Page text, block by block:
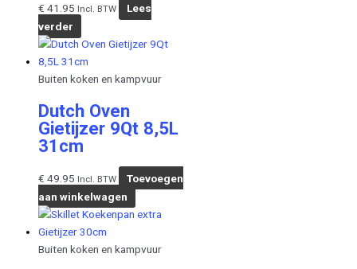
€ 41.95 Incl. BTW
Lees
verder
Buiten koken en kampvuur
Dutch Oven
Gietijzer 9Qt 8,5L
31cm
€ 49.95 Incl. BTW
Toevoegen
aan winkelwagen
Buiten koken en kampvuur